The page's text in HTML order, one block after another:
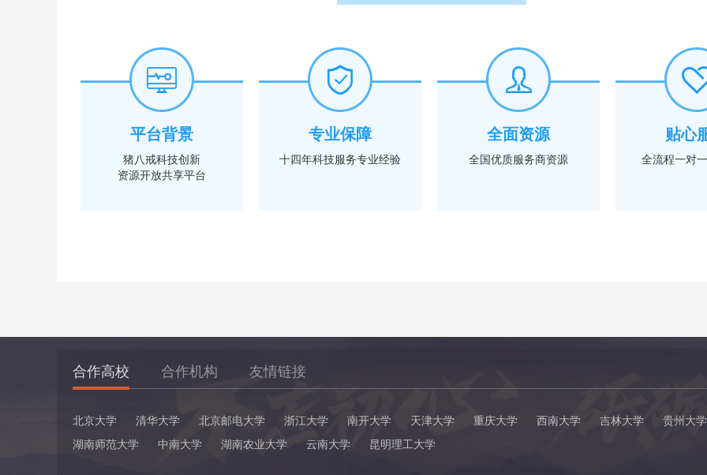
平台背景
猪八戒科技创新
资源开放共享平台
专业保障
十四年科技服务专业经验
全面资源
全国优质服务商资源
贴心
全流程一对
合作高校 合作机构 友情链接
北京大学 清华大学 北京邮电大学 浙江大学 南开大学 天津大学 重庆大学 西南大学 吉林大学
贵州大学
湖南师范大学
中南大学 湖南农业大学 云南大学 昆明理工大学